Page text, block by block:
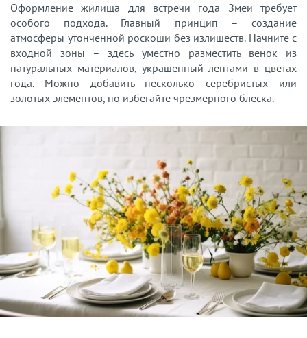
Оформление жилища для встречи года Змеи требует
особого подхода. Главный принцип – создание
атмосферы утонченной роскоши без излишеств. Начните с
входной зоны – здесь уместно разместить венок из
натуральных материалов, украшенный лентами в цветах
года. Можно добавить несколько серебристых или
золотых элементов, но избегайте чрезмерного блеска.